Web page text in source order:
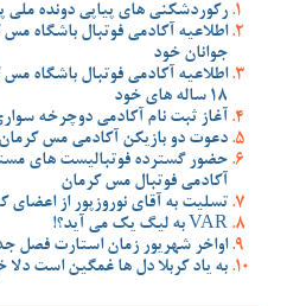
رکوردشکنی های پیاپی دونده
اطلاعیه آکادمی فوتبال باشگاه
جوانان خود
اطلاعیه آکادمی فوتبال باشگاه
18 ساله های خود
آغاز ثبت نام آکادمی دوچرخه
دعوت دو بازیکن آکادمی مس کرمان
حضور گسترده فوتبالیست های
آکادمی فوتبال مس کرمان
تسلیت به آقای نوروزپور از
VAR به لیگ یک می آید؟!
اواخر شهریور زمان استارت فصل
به یاد کربلا دل ها غمگین است